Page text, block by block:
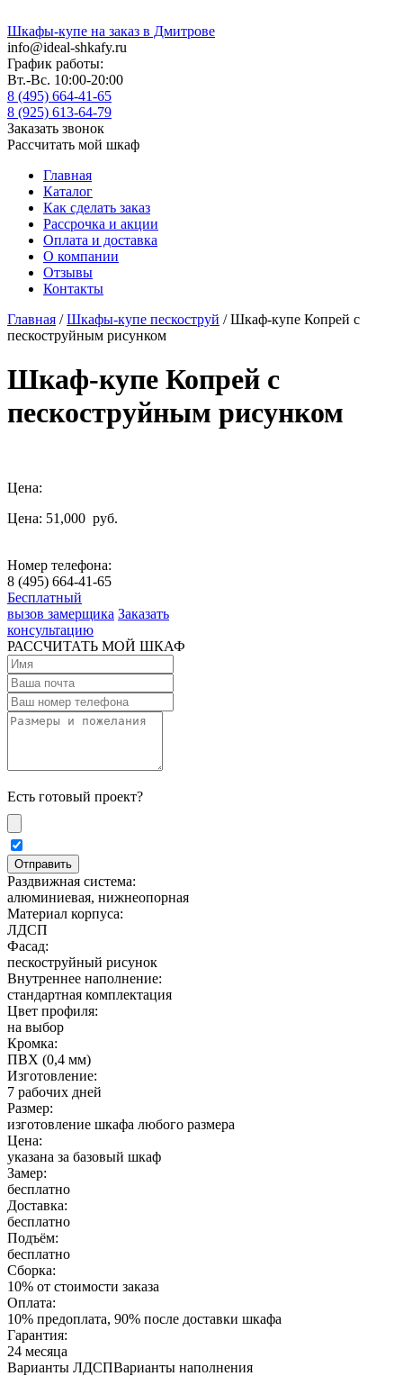
Шкафы-купе на заказ в Дмитрове
info@ideal-shkafy.ru
График работы:
Вт.-Вс. 10:00-20:00
8 (495) 664-41-65
8 (925) 613-64-79
Заказать звонок
Рассчитать мой шкаф
Главная
Каталог
Как сделать заказ
Рассрочка и акции
Оплата и доставка
О компании
Отзывы
Контакты
Главная /Шкафы-купе пескоструй / Шкаф-купе Копрей с
пескоструйным рисунком
Шкаф-купе Копрей с
пескоструйным рисунком
Цена:
Цена: 51,000 руб.
Номер телефона:
8 (495) 664-41-65
Бесплатный
вызов замерщика Заказать
консультацию
РАССЧИТАТЬ МОЙ ШКАФ
Есть готовый проект?
Раздвижная система:
алюминиевая, нижнеопорная
Материал корпуса:
ЛДСП
Фасад:
пескоструйный рисунок
Внутреннее наполнение:
стандартная комплектация
Цвет профиля:
на выбор
Кромка:
ПВХ (0,4 мм)
Изготовление:
7 рабочих дней
Размер:
изготовление шкафа любого размера
Цена:
указана за базовый шкаф
Замер:
бесплатно
Доставка:
бесплатно
Подъём:
бесплатно
Сборка:
10% от стоимости заказа
Оплата:
10% предоплата, 90% после доставки шкафа
Гарантия:
24 месяца
Варианты ЛДСПВарианты наполнения